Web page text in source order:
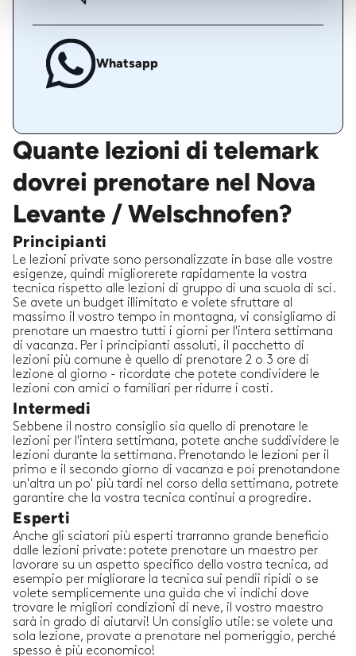
Whatsapp
Quante lezioni di telemark
dovrei prenotare nel Nova
Levante / Welschnofen?
Principianti
Le lezioni private sono personalizzate in base alle vostre
esigenze, quindi migliorerete rapidamente la vostra
tecnica rispetto alle lezioni di gruppo di una scuola di sci.
Se avete un budget illimitato e volete sfruttare al
massimo il vostro tempo in montagna, vi consigliamo di
prenotare un maestro tutti i giorni per l'intera settimana
di vacanza. Per i principianti assoluti, il pacchetto di
lezioni più comune è quello di prenotare 2 o 3 ore di
lezione al giorno - ricordate che potete condividere le
lezioni con amici o familiari per ridurre i costi.
Intermedi
Sebbene il nostro consiglio sia quello di prenotare le
lezioni per l'intera settimana, potete anche suddividere le
lezioni durante la settimana. Prenotando le lezioni per il
primo e il secondo giorno di vacanza e poi prenotandone
un'altra un po' più tardi nel corso della settimana, potrete
garantire che la vostra tecnica continui a progredire.
Esperti
Anche gli sciatori più esperti trarranno grande beneficio
dalle lezioni private: potete prenotare un maestro per
lavorare su un aspetto specifico della vostra tecnica, ad
esempio per migliorare la tecnica sui pendii ripidi o se
volete semplicemente una guida che vi indichi dove
trovare le migliori condizioni di neve, il vostro maestro
sarà in grado di aiutarvi! Un consiglio utile: se volete una
sola lezione, provate a prenotare nel pomeriggio, perché
spesso è più economico!